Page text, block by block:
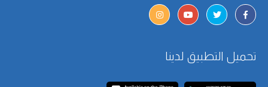
تحميل التطبيق لدينا